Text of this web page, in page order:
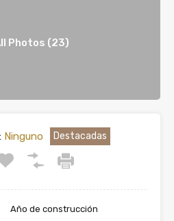
Photos (23)
Ninguno Destacadas
Año de construcción